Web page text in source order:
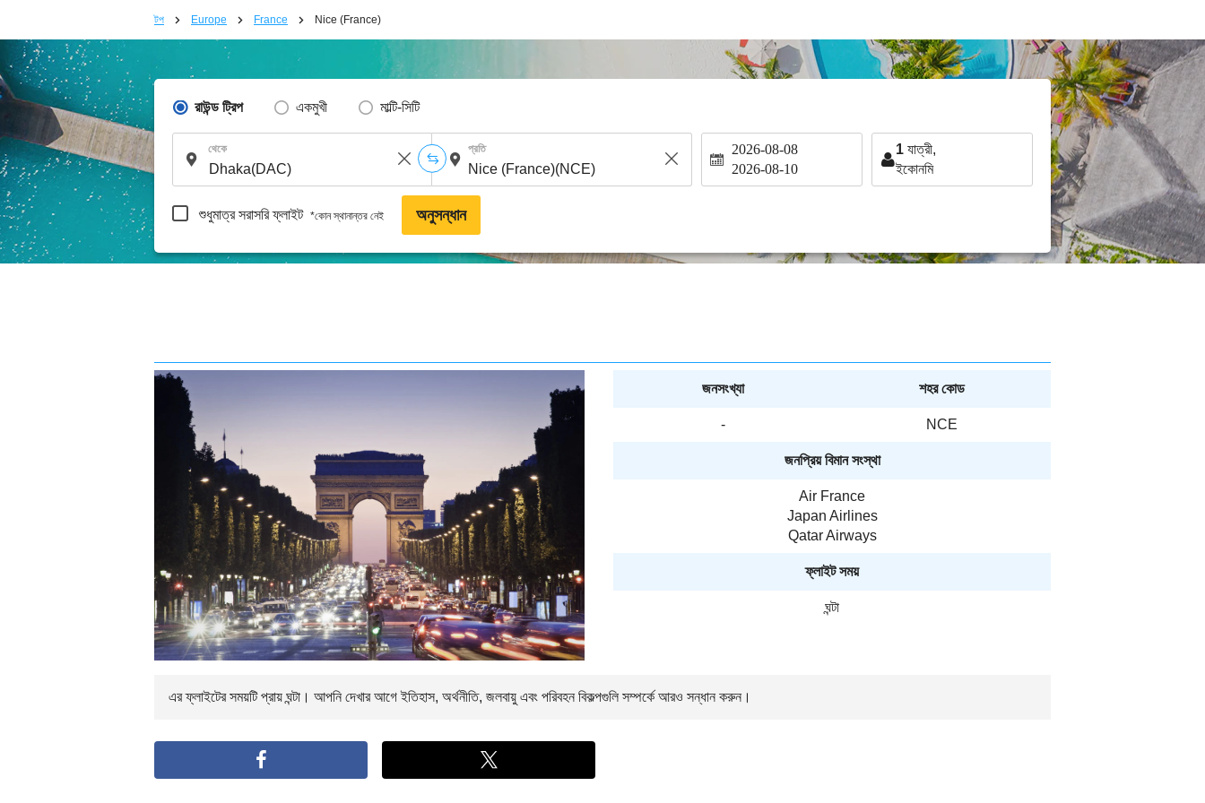
টপ Europe France Nice (France)
রাউন্ড ট্রিপ একমুখী মাল্টি-সিটি
থেকে প্রতি 2026-08-08
2026-08-10
1 যাত্রী,
ইকোনমি
শুধুমাত্র সরাসরি ফ্লাইট *কোন স্থানান্তর নেই অনুসন্ধান
জনসংখ্যা শহর কোড
- NCE
জনপ্রিয় বিমান সংস্থা
Air France
Japan Airlines
Qatar Airways
ফ্লাইট সময়
ঘন্টা
এর ফ্লাইটের সময়টি প্রায় ঘন্টা। আপনি দেখার আগে ইতিহাস, অর্থনীতি, জলবায়ু এবং পরিবহন বিকল্পগুলি সম্পর্কে আরও সন্ধান করুন।